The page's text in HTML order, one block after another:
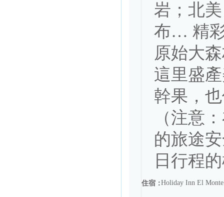
岩；北
布… 精
原始大
這里盛
幹果，
（注意
的旅途
住宿：Holiday Inn El